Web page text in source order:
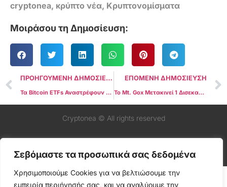
Σεβόμαστε τα προσωπικά σας δεδομένα
Χρησιμοποιούμε Cookies για να βελτιώσουμε την
εμπειρία περιήγησής σας, και να αναλύουμε την
cryptonea, κρύπτο νέα, Κρυπτονομίσματα
Μοιράσου τη Δημοσίευση:
ΠΡΟΗΓΟΥΜΕΝΗ ΔΗΜΟΣΙΕΥΣΗ
Τα Bitcoin ETFs Αναστρέφουν την Πτωτική Πορεία Πέντε Εβδομάδων, ενώ το Ethereum Δυσκολεύεται
ΕΠΟΜΕΝΗ ΔΗΜΟΣΙΕΥΣΗ
Το Mt. Gox Μετακινεί 1 Δισεκατομμύριο Δολάρια σε Bitcoin στην Τρίτη Μεγάλη Μεταφορά
Cryptonea © All rights reserved